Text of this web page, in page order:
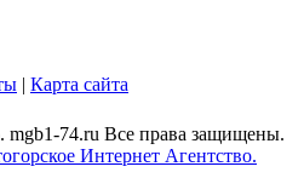
| Карта сайта
mgb1-74.ru Все права защищены.
Интернет Агентство.